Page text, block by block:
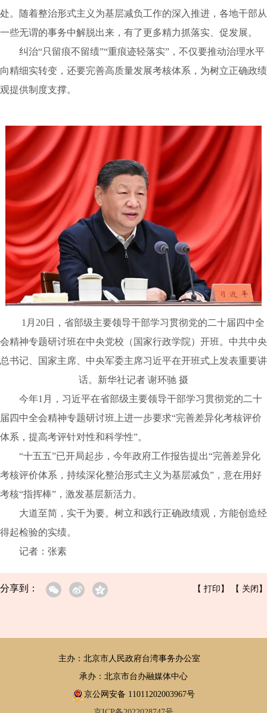
处。随着整治形式主义为基层减负工作的深入推进，各地干部从
一些无谓的事务中解脱出来，有了更多精力抓落实、促发展。
纠治“只留痕不留绩”“重痕迹轻落实”，不仅要推动治理水平
向精细实转变，还要完善高质量发展考核体系，为树立正确政绩
观提供制度支撑。
1月20日，省部级主要领导干部学习贯彻党的二十届四中全
会精神专题研讨班在中央党校（国家行政学院）开班。中共中央
总书记、国家主席、中央军委主席习近平在开班式上发表重要讲
话。新华社记者 谢环驰 摄
今年1月，习近平在省部级主要领导干部学习贯彻党的二十
届四中全会精神专题研讨班上进一步要求“完善差异化考核评价
体系，提高考评针对性和科学性”。
“十五五”已开局起步，今年政府工作报告提出“完善差异化
考核评价体系，持续深化整治形式主义为基层减负”，意在用好
考核“指挥棒”，激发基层新活力。
大道至简，实干为要。树立和践行正确政绩观，方能创造经
得起检验的实绩。
记者：张素
分享到： 【 打印 】 【 关闭 】
主办：北京市人民政府台湾事务办公室
承办：北京市台办融媒体中心
京公网安备 11011202003967号